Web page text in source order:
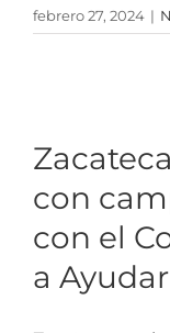
febrero 27, 2024 |
con
con el
a Ayudar